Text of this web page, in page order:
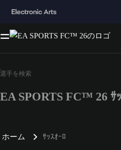
EA SPORTS FC™ 26 ｻ
ホーム ｻｯｽｵｰﾛ